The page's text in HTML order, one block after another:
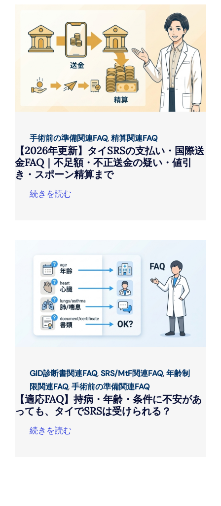
手術前の準備関連FAQ,精算関連FAQ
【2026年更新】タイSRSの支払い・国際送
金FAQ｜不足額・不正送金の疑い・値引
き・スポーン精算まで
続きを読む
GID診断書関連FAQ,SRS/MtF関連FAQ,年齢制
限関連FAQ,手術前の準備関連FAQ
【適応FAQ】持病・年齢・条件に不安があ
っても、タイでSRSは受けられる？
続きを読む